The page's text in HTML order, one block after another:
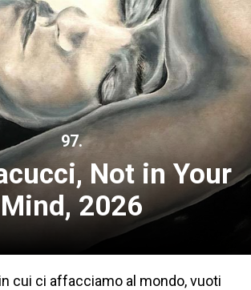
97.
Not in Your
Mind, 2026
cui ci affacciamo al mondo, vuoti